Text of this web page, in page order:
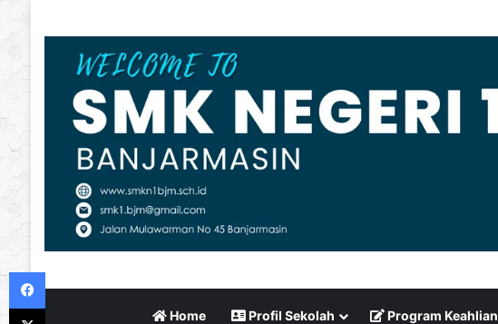
Home Profil Sekolah Program Keahlian
Facebook
X